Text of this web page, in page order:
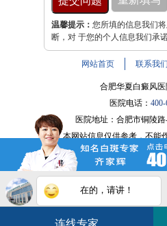
温馨提示： 您所填的信息我们
断，对 于您的个人信息我们承
网站首页 联系我们
合肥华夏白癜风
医院电话：
医院地址：合肥市铜陵
注：本网站信息仅供参考，不能
药物或进行治疗时请遵医嘱。如
问题，请与我
皖ICP备
皖公网安备 34010202600947号
在的，请讲！
您的白斑在什么部位？
连线专家
白斑在线问医生